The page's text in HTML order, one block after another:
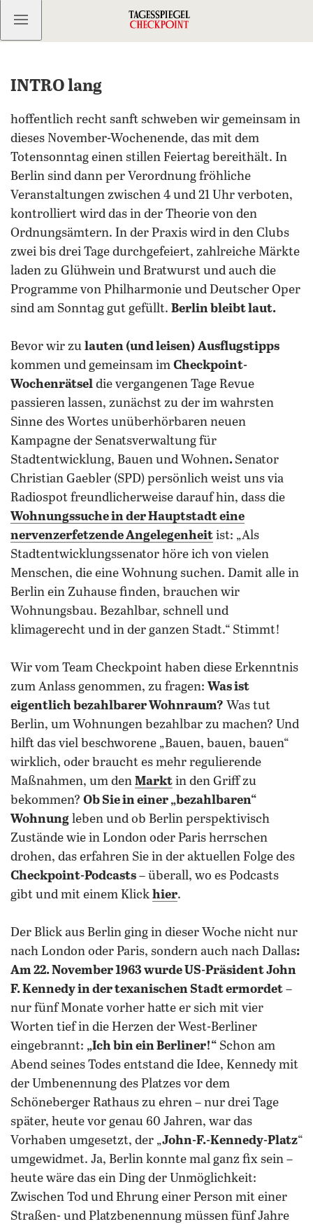
Kostenlos anmelden
INTRO lang
hoffentlich recht sanft schweben wir gemeinsam in
dieses November-Wochenende, das mit dem
Totensonntag einen stillen Feiertag bereithält. In
Berlin sind dann per Verordnung fröhliche
Veranstaltungen zwischen 4 und 21 Uhr verboten,
kontrolliert wird das in der Theorie von den
Ordnungsämtern. In der Praxis wird in den Clubs
zwei bis drei Tage durchgefeiert, zahlreiche Märkte
laden zu Glühwein und Bratwurst und auch die
Programme von Philharmonie und Deutscher Oper
sind am Sonntag gut gefüllt. Berlin bleibt laut.
Bevor wir zu lauten (und leisen) Ausflugstipps
kommen und gemeinsam im Checkpoint-
Wochenrätsel die vergangenen Tage Revue
passieren lassen, zunächst zu der im wahrsten
Sinne des Wortes unüberhörbaren neuen
Kampagne der Senatsverwaltung für
Stadtentwicklung, Bauen und Wohnen. Senator
Christian Gaebler (SPD) persönlich weist uns via
Radiospot freundlicherweise darauf hin, dass die
Wohnungssuche in der Hauptstadt eine
nervenzerfetzende Angelegenheit ist: „Als
Stadtentwicklungssenator höre ich von vielen
Menschen, die eine Wohnung suchen. Damit alle in
Berlin ein Zuhause finden, brauchen wir
Wohnungsbau. Bezahlbar, schnell und
klimagerecht und in der ganzen Stadt.“ Stimmt!
Wir vom Team Checkpoint haben diese Erkenntnis
zum Anlass genommen, zu fragen: Was ist
eigentlich bezahlbarer Wohnraum? Was tut
Berlin, um Wohnungen bezahlbar zu machen? Und
hilft das viel beschworene „Bauen, bauen, bauen“
wirklich, oder braucht es mehr regulierende
Maßnahmen, um den Markt in den Griff zu
bekommen? Ob Sie in einer „bezahlbaren“
Wohnung leben und ob Berlin perspektivisch
Zustände wie in London oder Paris herrschen
drohen, das erfahren Sie in der aktuellen Folge des
Checkpoint-Podcasts – überall, wo es Podcasts
gibt und mit einem Klick hier.
Der Blick aus Berlin ging in dieser Woche nicht nur
nach London oder Paris, sondern auch nach Dallas:
Am 22. November 1963 wurde US-Präsident John
F. Kennedy in der texanischen Stadt ermordet –
nur fünf Monate vorher hatte er sich mit vier
Worten tief in die Herzen der West-Berliner
eingebrannt: „Ich bin ein Berliner!“ Schon am
Abend seines Todes entstand die Idee, Kennedy mit
der Umbenennung des Platzes vor dem
Schöneberger Rathaus zu ehren – nur drei Tage
später, heute vor genau 60 Jahren, war das
Vorhaben umgesetzt, der „John-F.-Kennedy-Platz“
umgewidmet. Ja, Berlin konnte mal ganz fix sein –
heute wäre das ein Ding der Unmöglichkeit:
Zwischen Tod und Ehrung einer Person mit einer
Straßen- und Platzbenennung müssen fünf Jahre